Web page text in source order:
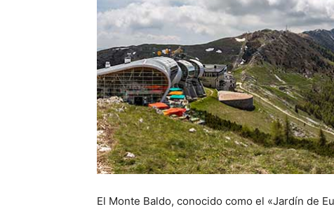
El Monte Baldo, conocido como el «Jardín de